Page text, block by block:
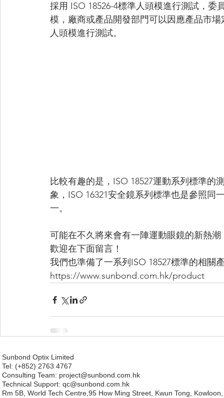
採用 ISO 18526-4標準人頭模進行測試，
模，廠商或產品開發部門可以因應產品市
人頭模進行測試。
比較有趣的是，ISO 18527運動系列標準的
象，ISO 16321安全鏡系列標準也是參照同
一。
可能在不久將來會有一陣運動眼鏡的新熱
歡迎在下面留言！
我們也準備了一系列ISO 18527標準的相關
https://www.sunbond.com.hk/product
Sunbond Optix Limited
Tel: (+852) 2763 4767
Consulting Team: project@sunbond.com.hk
Technical Support: qc@sunbond.com.hk
Rm 5B, World Tech Centre,95 How Ming Street, Kwun Tong,